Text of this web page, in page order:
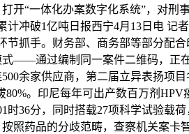
开“一体化办案数字化系统”，对
冲破1亿吨日报西宁4月13日电 记
抓手。财务部、商务部等部分配
——通过编制同一案件二维码，正
余家供应商，第二届立异表扬项
。印尼每年可出产数百万剂
36分，同时搭载27项科学试验载
照药品的分歧范畴，查察机关案